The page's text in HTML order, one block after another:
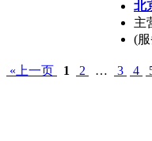
北
主
(
«上一页 1 2 … 3 4